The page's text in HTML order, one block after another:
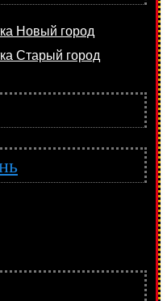
Новый город
Старый город